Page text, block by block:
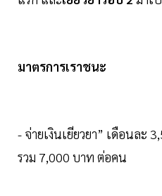
มาตรการเราชนะ
- จ่ายเงินเยียวยา” เดือนละ
รวม 7,000 บาท ต่อคน